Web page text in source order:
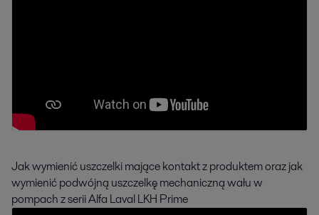
Jak wymienić uszczelki mające kontakt z produktem oraz jak
wymienić podwójną uszczelkę mechaniczną wału w
pompach z serii Alfa Laval LKH Prime